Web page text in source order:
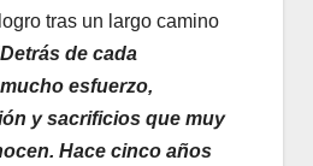
tras un largo camino
de cada
esfuerzo,
y sacrificios que muy
Hace cinco años